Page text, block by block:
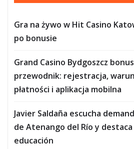
Gra na żywo w Hit Casino
po bonusie
Grand Casino Bydgoszcz
przewodnik: rejestracja,
płatności i aplikacja mobilna
Javier Saldaña escucha
de Atenango del Río y
educación